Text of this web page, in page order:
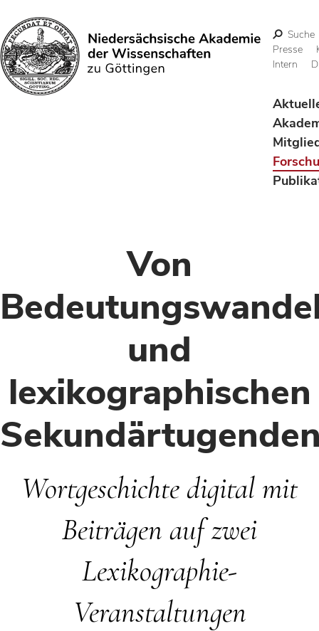
Suchen
Suche
Presse
Intern
Von
und
lexikographischen
Wortgeschichte digital mit
Beiträgen auf zwei
Lexikographie-
Veranstaltungen